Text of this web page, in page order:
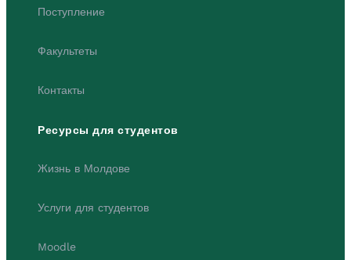
Поступление
Факультеты
Контакты
Ресурсы для студентов
Жизнь в Молдове
Услуги для студентов
Moodle